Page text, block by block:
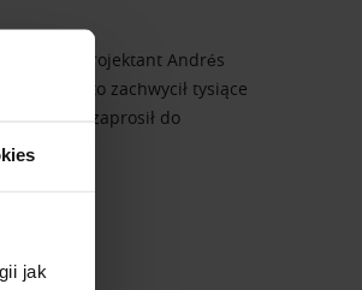
jak
projektant Andrés
a mimo to zachwycił tysiące
Reisinger zaprosił do